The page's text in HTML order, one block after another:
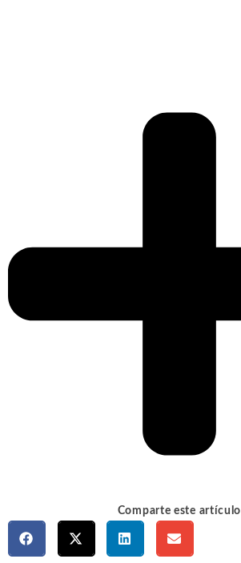
Comparte este artículo